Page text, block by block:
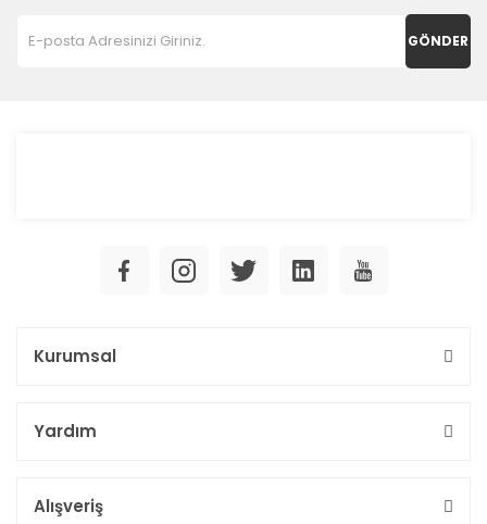
GÖNDER
Kurumsal
Yardım
Alışveriş